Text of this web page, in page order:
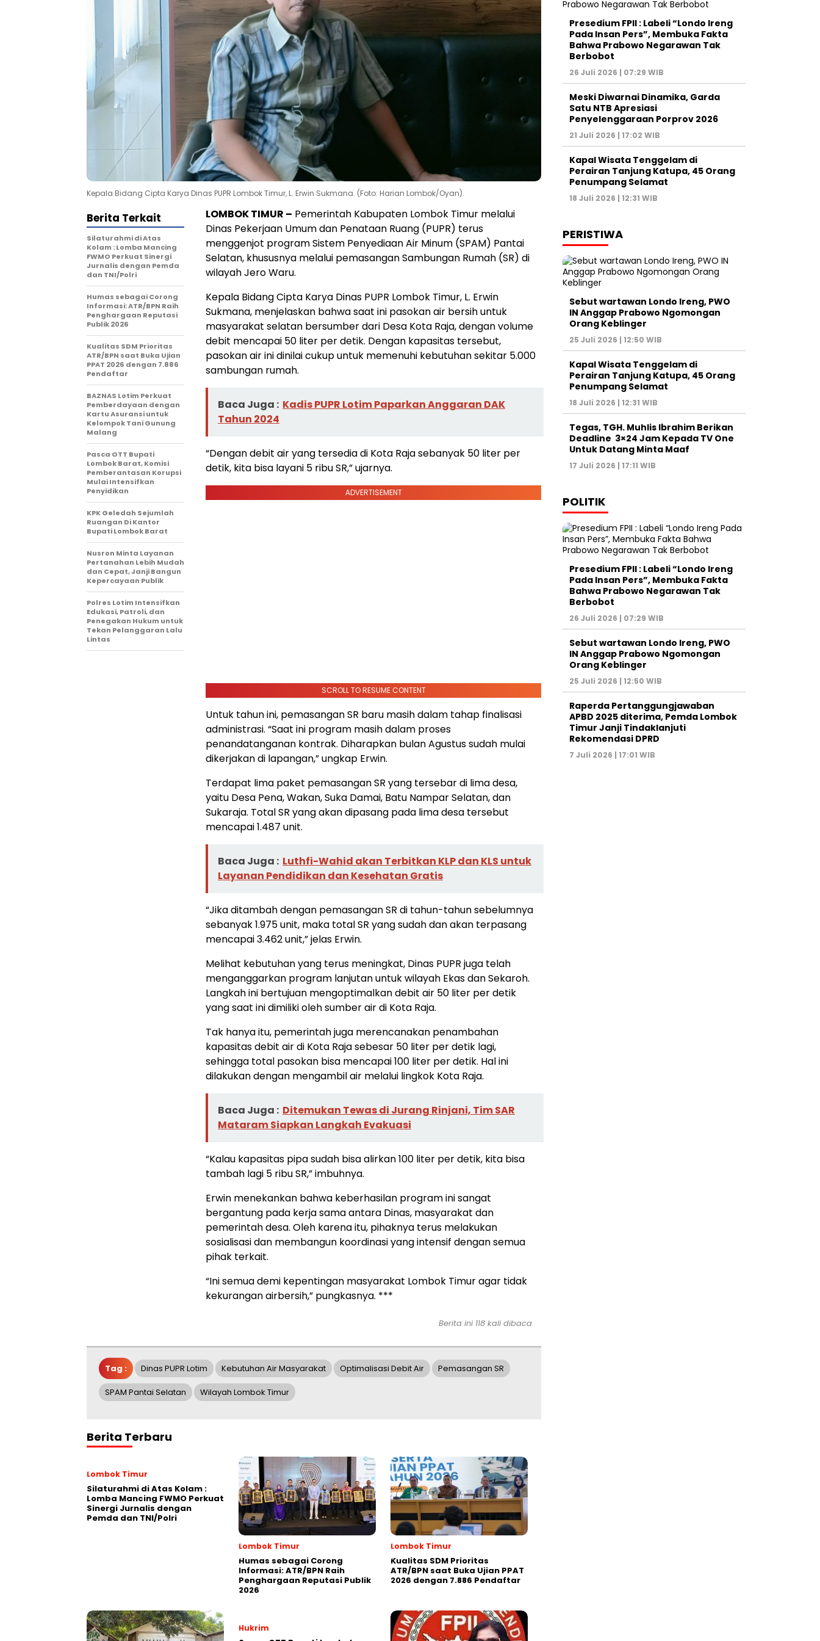
Kepala Bidang Cipta Karya Dinas PUPR Lombok Timur, L. Erwin Sukmana. (Foto: Harian Lombok/Oyan).
LOMBOK TIMUR – Pemerintah Kabupaten Lombok Timur melalui
Dinas Pekerjaan Umum dan Penataan Ruang (PUPR) terus
menggenjot program Sistem Penyediaan Air Minum (SPAM) Pantai
Selatan, khususnya melalui pemasangan Sambungan Rumah (SR) di
wilayah Jero Waru.
Kepala Bidang Cipta Karya Dinas PUPR Lombok Timur, L. Erwin
Sukmana, menjelaskan bahwa saat ini pasokan air bersih untuk
masyarakat selatan bersumber dari Desa Kota Raja, dengan volume
debit mencapai 50 liter per detik. Dengan kapasitas tersebut,
pasokan air ini dinilai cukup untuk memenuhi kebutuhan sekitar 5.000
sambungan rumah.
Baca Juga : Kadis PUPR Lotim Paparkan Anggaran DAK
Tahun 2024
“Dengan debit air yang tersedia di Kota Raja sebanyak 50 liter per
detik, kita bisa layani 5 ribu SR,” ujarnya.
ADVERTISEMENT
SCROLL TO RESUME CONTENT
Untuk tahun ini, pemasangan SR baru masih dalam tahap finalisasi
administrasi. “Saat ini program masih dalam proses
penandatanganan kontrak. Diharapkan bulan Agustus sudah mulai
dikerjakan di lapangan,” ungkap Erwin.
Terdapat lima paket pemasangan SR yang tersebar di lima desa,
yaitu Desa Pena, Wakan, Suka Damai, Batu Nampar Selatan, dan
Sukaraja. Total SR yang akan dipasang pada lima desa tersebut
mencapai 1.487 unit.
Baca Juga : Luthfi-Wahid akan Terbitkan KLP dan KLS untuk
Layanan Pendidikan dan Kesehatan Gratis
“Jika ditambah dengan pemasangan SR di tahun-tahun sebelumnya
sebanyak 1.975 unit, maka total SR yang sudah dan akan terpasang
mencapai 3.462 unit,” jelas Erwin.
Melihat kebutuhan yang terus meningkat, Dinas PUPR juga telah
menganggarkan program lanjutan untuk wilayah Ekas dan Sekaroh.
Langkah ini bertujuan mengoptimalkan debit air 50 liter per detik
yang saat ini dimiliki oleh sumber air di Kota Raja.
Tak hanya itu, pemerintah juga merencanakan penambahan
kapasitas debit air di Kota Raja sebesar 50 liter per detik lagi,
sehingga total pasokan bisa mencapai 100 liter per detik. Hal ini
dilakukan dengan mengambil air melalui lingkok Kota Raja.
Baca Juga : Ditemukan Tewas di Jurang Rinjani, Tim SAR
Mataram Siapkan Langkah Evakuasi
“Kalau kapasitas pipa sudah bisa alirkan 100 liter per detik, kita bisa
tambah lagi 5 ribu SR,” imbuhnya.
Erwin menekankan bahwa keberhasilan program ini sangat
bergantung pada kerja sama antara Dinas, masyarakat dan
pemerintah desa. Oleh karena itu, pihaknya terus melakukan
sosialisasi dan membangun koordinasi yang intensif dengan semua
pihak terkait.
“Ini semua demi kepentingan masyarakat Lombok Timur agar tidak
kekurangan airbersih,” pungkasnya. ***
Berita Terkait
Silaturahmi di Atas
Kolam : Lomba Mancing
FWMO Perkuat Sinergi
Jurnalis dengan Pemda
dan TNI/Polri
Humas sebagai Corong
Informasi: ATR/BPN Raih
Penghargaan Reputasi
Publik 2026
Kualitas SDM Prioritas
ATR/BPN saat Buka Ujian
PPAT 2026 dengan 7.886
Pendaftar
BAZNAS Lotim Perkuat
Pemberdayaan dengan
Kartu Asuransi untuk
Kelompok Tani Gunung
Malang
Pasca OTT Bupati
Lombok Barat, Komisi
Pemberantasan Korupsi
Mulai Intensifkan
Penyidikan
KPK Geledah Sejumlah
Ruangan Di Kantor
Bupati Lombok Barat
Nusron Minta Layanan
Pertanahan Lebih Mudah
dan Cepat, Janji Bangun
Kepercayaan Publik
Polres Lotim Intensifkan
Edukasi, Patroli, dan
Penegakan Hukum untuk
Tekan Pelanggaran Lalu
Lintas
Berita ini 118 kali dibaca
Tag : Dinas PUPR Lotim Kebutuhan Air Masyarakat Optimalisasi Debit Air Pemasangan SR
SPAM Pantai Selatan Wilayah Lombok Timur
Berita Terbaru
Lombok Timur
Silaturahmi di Atas Kolam :
Lomba Mancing FWMO Perkuat
Sinergi Jurnalis dengan
Pemda dan TNI/Polri
Lombok Timur
Humas sebagai Corong
Informasi: ATR/BPN Raih
Penghargaan Reputasi Publik
2026
Lombok Timur
Kualitas SDM Prioritas
ATR/BPN saat Buka Ujian PPAT
2026 dengan 7.886 Pendaftar
Hukrim
Presedium FPII : Labeli “Londo Ireng
Pada Insan Pers”, Membuka Fakta
Bahwa Prabowo Negarawan Tak
Berbobot
26 Juli 2026 | 07:29 WIB
Meski Diwarnai Dinamika, Garda
Satu NTB Apresiasi
Penyelenggaraan Porprov 2026 ‎
21 Juli 2026 | 17:02 WIB
Kapal Wisata Tenggelam di
Perairan Tanjung Katupa, 45 Orang
Penumpang Selamat
18 Juli 2026 | 12:31 WIB
PERISTIWA
Sebut wartawan Londo Ireng, PWO
IN Anggap Prabowo Ngomongan
Orang Keblinger
25 Juli 2026 | 12:50 WIB
Kapal Wisata Tenggelam di
Perairan Tanjung Katupa, 45 Orang
Penumpang Selamat
18 Juli 2026 | 12:31 WIB
Tegas, TGH. Muhlis Ibrahim Berikan
Deadline 3×24 Jam Kepada TV One
Untuk Datang Minta Maaf
17 Juli 2026 | 17:11 WIB
POLITIK
Presedium FPII : Labeli “Londo Ireng
Pada Insan Pers”, Membuka Fakta
Bahwa Prabowo Negarawan Tak
Berbobot
26 Juli 2026 | 07:29 WIB
Sebut wartawan Londo Ireng, PWO
IN Anggap Prabowo Ngomongan
Orang Keblinger
25 Juli 2026 | 12:50 WIB
Raperda Pertanggungjawaban
APBD 2025 diterima, Pemda Lombok
Timur Janji Tindaklanjuti
Rekomendasi DPRD
7 Juli 2026 | 17:01 WIB